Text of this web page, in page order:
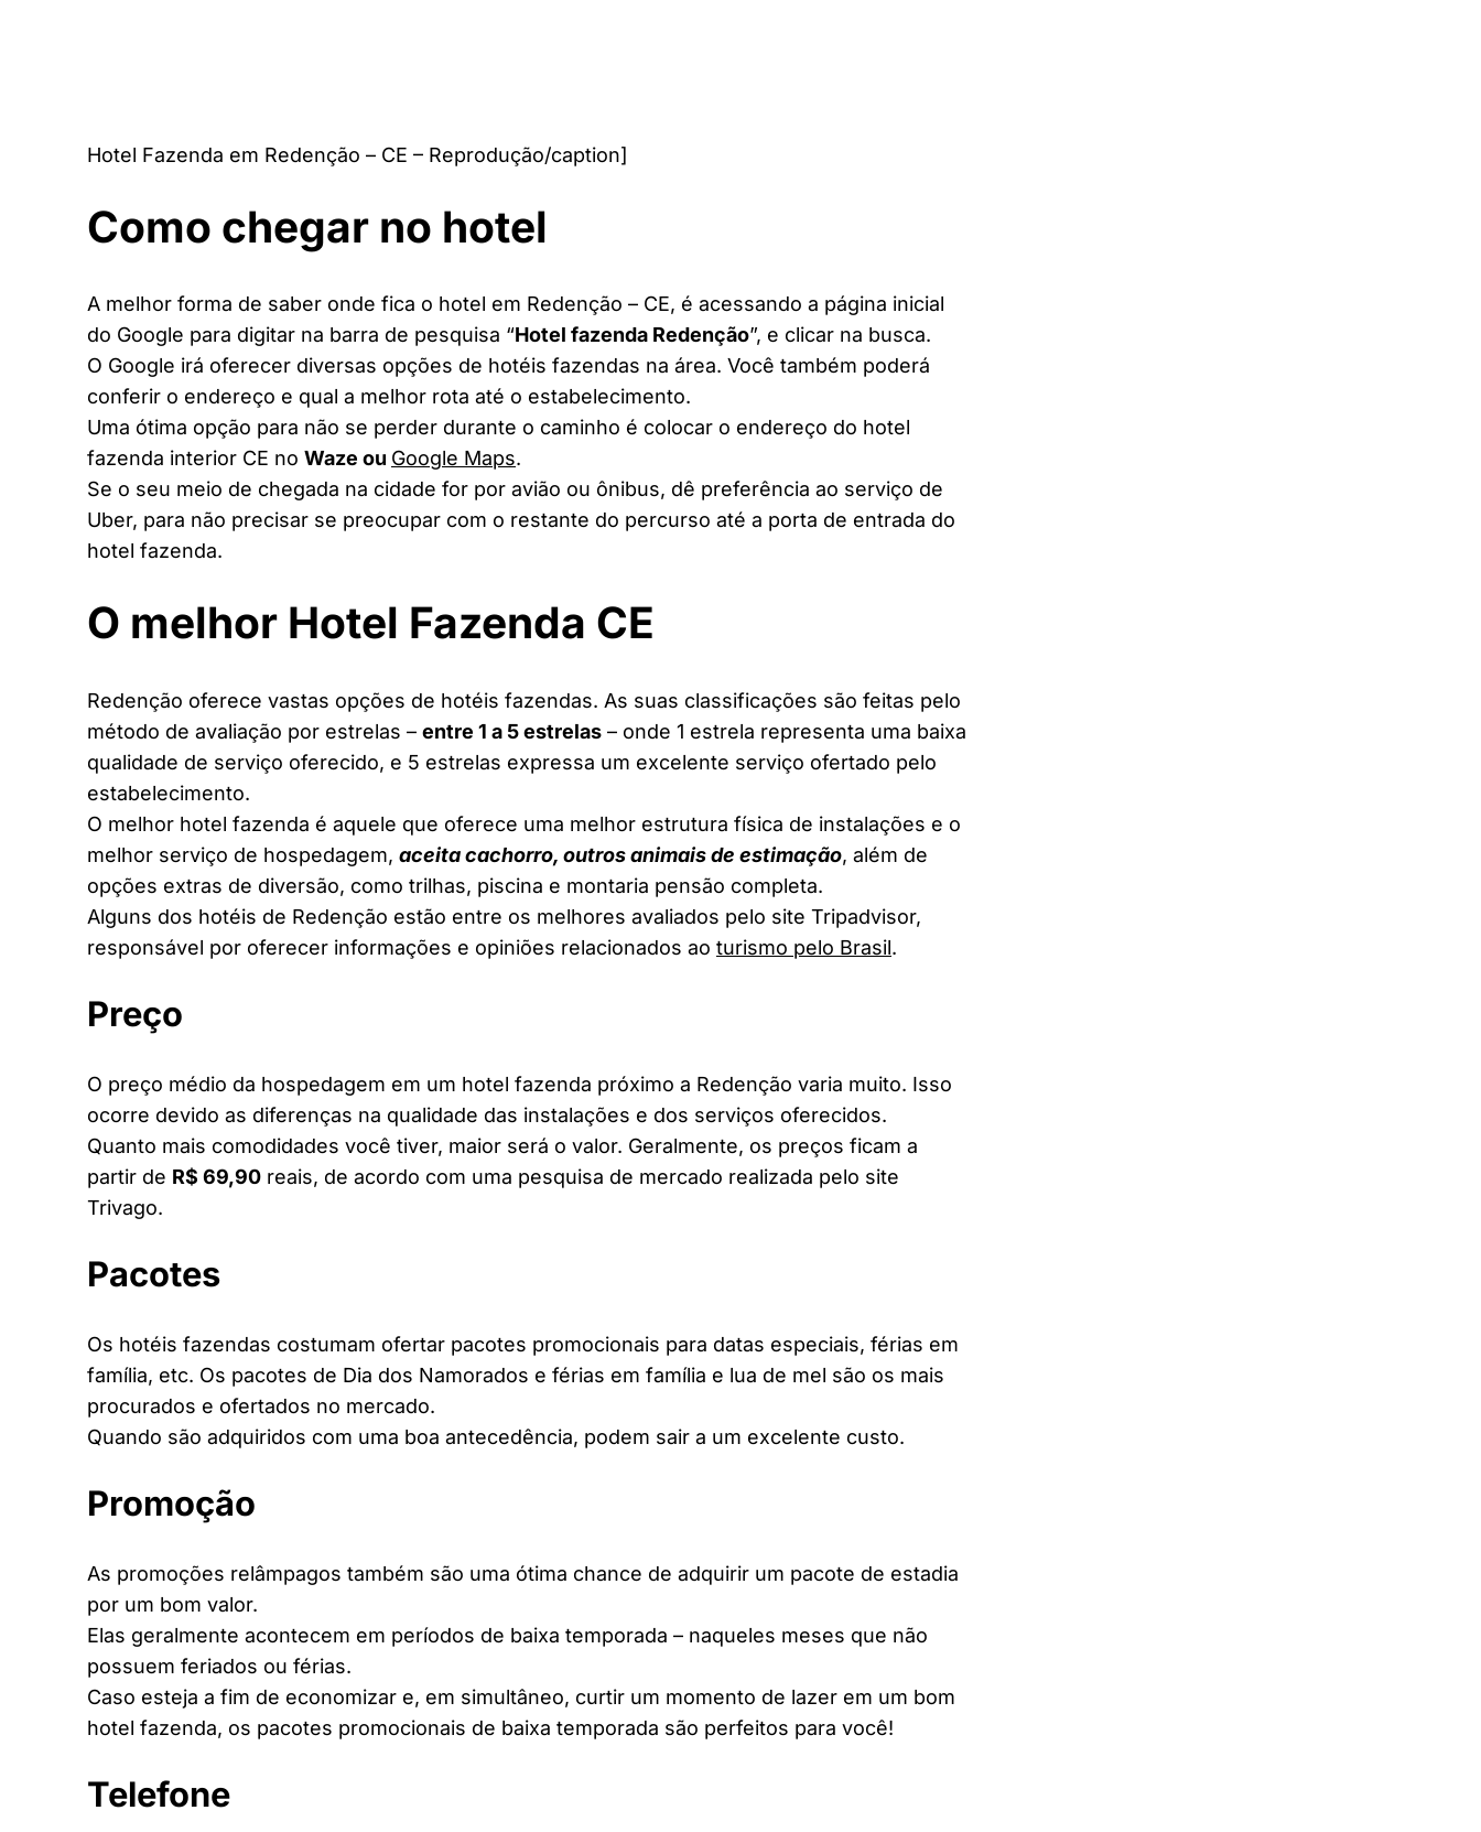
Hotel Fazenda em Redenção – CE – Reprodução/caption]
Como chegar no hotel
A melhor forma de saber onde fica o hotel em Redenção – CE, é acessando a página inicial
do Google para digitar na barra de pesquisa “Hotel fazenda Redenção”, e clicar na busca.
O Google irá oferecer diversas opções de hotéis fazendas na área. Você também poderá
conferir o endereço e qual a melhor rota até o estabelecimento.
Uma ótima opção para não se perder durante o caminho é colocar o endereço do hotel
fazenda interior CE no Waze ou Google Maps.
Se o seu meio de chegada na cidade for por avião ou ônibus, dê preferência ao serviço de
Uber, para não precisar se preocupar com o restante do percurso até a porta de entrada do
hotel fazenda.
O melhor Hotel Fazenda CE
Redenção oferece vastas opções de hotéis fazendas. As suas classificações são feitas pelo
método de avaliação por estrelas – entre 1 a 5 estrelas – onde 1 estrela representa uma baixa
qualidade de serviço oferecido, e 5 estrelas expressa um excelente serviço ofertado pelo
estabelecimento.
O melhor hotel fazenda é aquele que oferece uma melhor estrutura física de instalações e o
melhor serviço de hospedagem, aceita cachorro, outros animais de estimação, além de
opções extras de diversão, como trilhas, piscina e montaria pensão completa.
Alguns dos hotéis de Redenção estão entre os melhores avaliados pelo site Tripadvisor,
responsável por oferecer informações e opiniões relacionados ao turismo pelo Brasil.
Preço
O preço médio da hospedagem em um hotel fazenda próximo a Redenção varia muito. Isso
ocorre devido as diferenças na qualidade das instalações e dos serviços oferecidos.
Quanto mais comodidades você tiver, maior será o valor. Geralmente, os preços ficam a
partir de R$ 69,90 reais, de acordo com uma pesquisa de mercado realizada pelo site
Trivago.
Pacotes
Os hotéis fazendas costumam ofertar pacotes promocionais para datas especiais, férias em
família, etc. Os pacotes de Dia dos Namorados e férias em família e lua de mel são os mais
procurados e ofertados no mercado.
Quando são adquiridos com uma boa antecedência, podem sair a um excelente custo.
Promoção
As promoções relâmpagos também são uma ótima chance de adquirir um pacote de estadia
por um bom valor.
Elas geralmente acontecem em períodos de baixa temporada – naqueles meses que não
possuem feriados ou férias.
Caso esteja a fim de economizar e, em simultâneo, curtir um momento de lazer em um bom
hotel fazenda, os pacotes promocionais de baixa temporada são perfeitos para você!
Telefone